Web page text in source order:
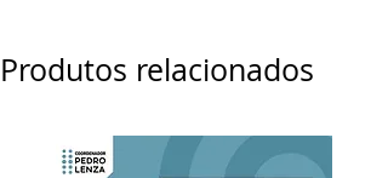
Produtos relacionados